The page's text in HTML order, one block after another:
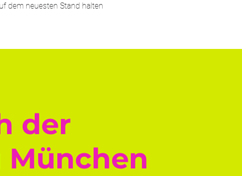
dem neuesten Stand halten
der